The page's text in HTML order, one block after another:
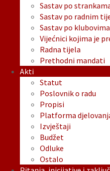
Sastav po
Sastav po radnim
Sastav po klubovima
Vijećnici kojima je
Radna tijela
Prethodni mandati
Akti
Statut
Poslovnik o radu
Propisi
Platforma
Izvještaji
Budžet
Odluke
Ostalo